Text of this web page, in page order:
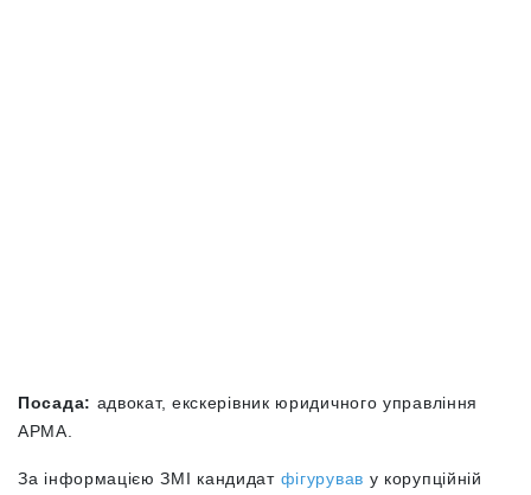
Посада: адвокат, екскерівник юридичного управління
АРМА.
За інформацією ЗМІ кандидат фігурував у корупційній